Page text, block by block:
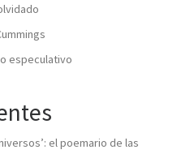
especulativo
el poemario de las